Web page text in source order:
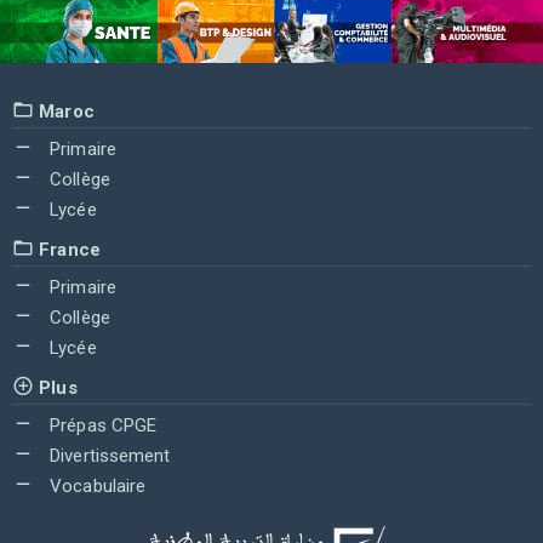
Maroc
Primaire
Collège
Lycée
France
Primaire
Collège
Lycée
Plus
Prépas CPGE
Divertissement
Vocabulaire